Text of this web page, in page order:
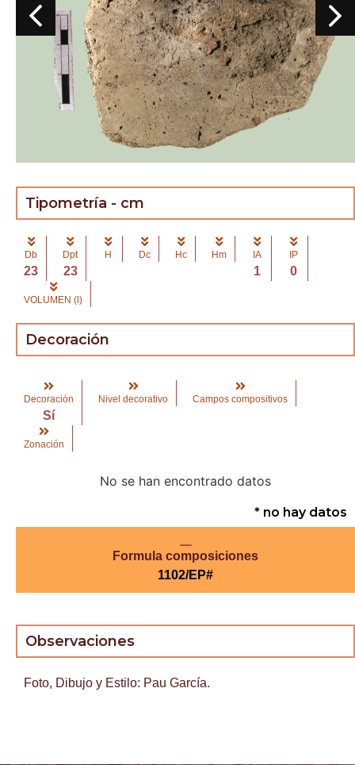
Tipometría - cm
Db
23
Dpt
23
H Dc Hc Hm IA
1
IP
0
VOLUMEN (l)
Decoración
Decoración
Sí
Nivel decorativo Campos compositivos
Zonación
No se han encontrado datos
* no hay datos
Formula composiciones
1102/EP#
Observaciones
Foto, Dibujo y Estilo: Pau García.